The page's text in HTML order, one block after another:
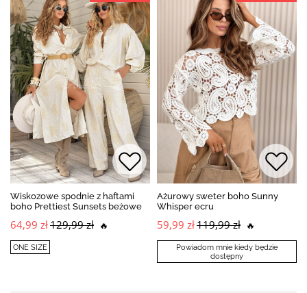
Wiskozowe spodnie z haftami
boho Prettiest Sunsets beżowe
64,99 zł129,99 zł 🔥
ONE SIZE
Ażurowy sweter boho Sunny
Whisper ecru
59,99 zł119,99 zł 🔥
Powiadom mnie kiedy będzie
dostępny